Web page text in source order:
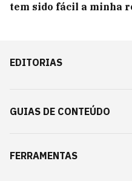
tem sido fácil a minha
EDITORIAS
GUIAS DE CONTEÚDO
FERRAMENTAS